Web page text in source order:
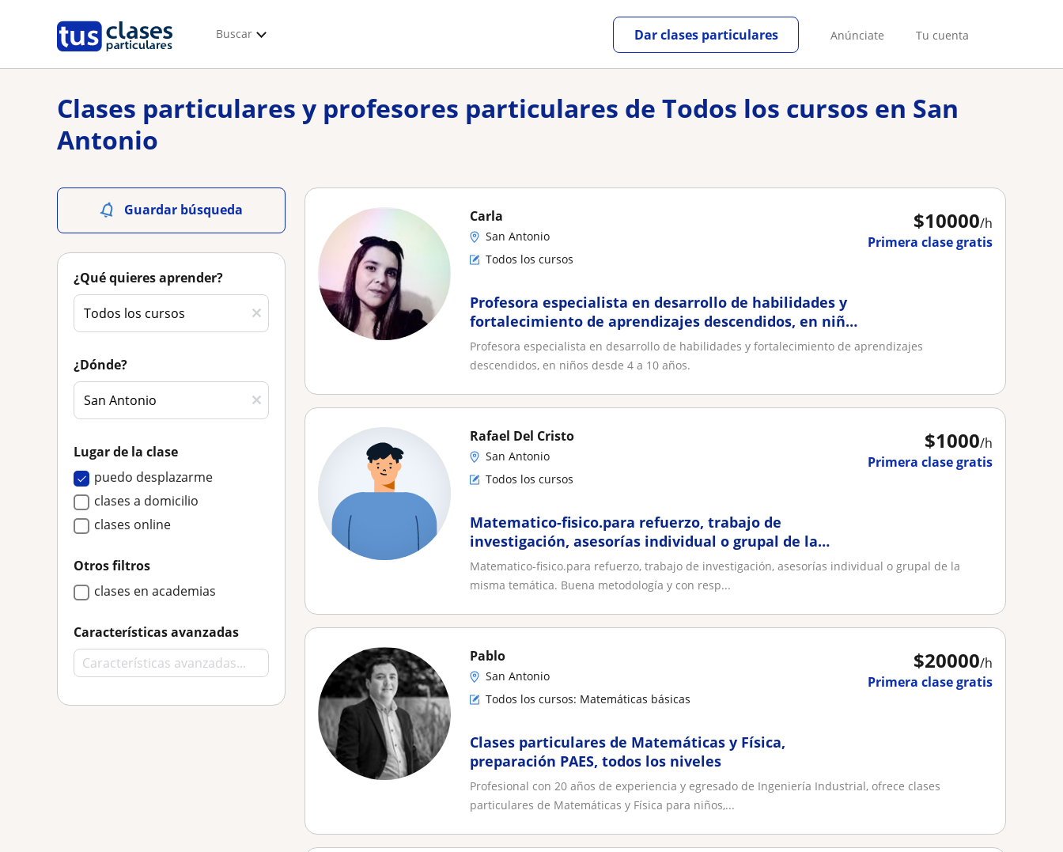
Buscar Anúnciate Tu cuenta
Dar clases particulares
Clases particulares y profesores particulares de Todos los cursos en San
Antonio
Guardar búsqueda
¿Qué quieres aprender?
¿Dónde?
Lugar de la clase
puedo desplazarme
clases a domicilio
clases online
Otros filtros
clases en academias
Características avanzadas
$10000/h
Primera clase gratis
Carla
San Antonio
Todos los cursos
Profesora especialista en desarrollo de habilidades y
fortalecimiento de aprendizajes descendidos, en niños
desde 4 a 10 años
Profesora especialista en desarrollo de habilidades y fortalecimiento de aprendizajes
descendidos, en niños desde 4 a 10 años.
$1000/h
Primera clase gratis
Rafael Del Cristo
San Antonio
Todos los cursos
Matematico-fisico.para refuerzo, trabajo de
investigación, asesorías individual o grupal de la
misma temática. Buena metodología y con
responsabilidad
Matematico-fisico.para refuerzo, trabajo de investigación, asesorías individual o grupal de la
misma temática. Buena metodología y con resp...
$20000/h
Primera clase gratis
Pablo
San Antonio
Todos los cursos: Matemáticas básicas
Clases particulares de Matemáticas y Física,
preparación PAES, todos los niveles
Profesional con 20 años de experiencia y egresado de Ingeniería Industrial, ofrece clases
particulares de Matemáticas y Física para niños,...